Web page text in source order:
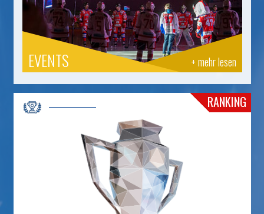
+ mehr lesen
EVENTS
RANKING